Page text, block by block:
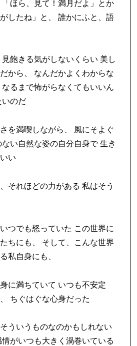
ほら、見て！満月だよ」とか
したね」と、 誰かにふと、語
飽きる気がしないくらい 美し
から、 なんだかよくわからな
るまで怖がらなくてもいいん
いのだ
を満喫しながら、 風にそよぐ
い自然な姿の自分自身で 生き
い
それほどの力がある 私はそう
つでも怒っていた この世界に
ちにも、 そして、こんな世界
私自身にも、
に満ちていて いつも不安定
ちぐはぐな心身だった
ういうものなのかもしれない
がいつも大きく渦巻いている